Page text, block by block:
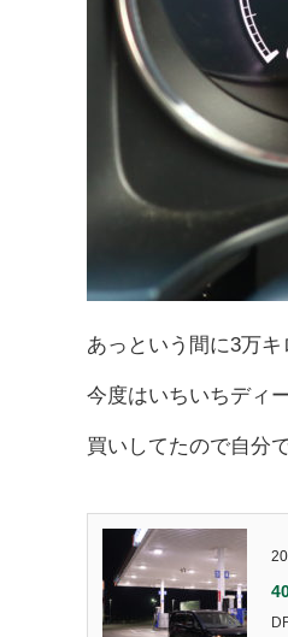
あっという間に3万
今度はいちいちディ
買いしてたので自分で